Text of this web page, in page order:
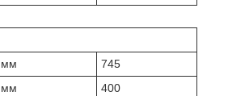
мм
745
мм
400